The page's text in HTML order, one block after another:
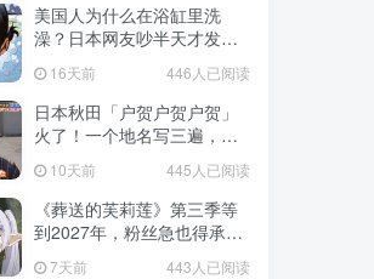
美国人为什么在浴缸里洗
澡？日本网友吵半天才发
藏在浴室地板里！
16天前 446人已阅读
日本秋田「户贺户贺户贺」
火了！一个地名写三遍，竟
不是玩梗而是150年旧账！
10天前 445人已阅读
《葬送的芙莉莲》第三季等
到2027年，粉丝急也得承认
这次慢得有道理！
7天前 443人已阅读